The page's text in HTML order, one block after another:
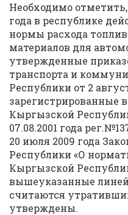
Необходимо отметить,
года в республике
нормы расхода
материалов для
утвержденные
транспорта и
Республики от 2
зарегистрированные
Кыргызской
07.08.2001 года
20 июля 2009 года
Республики «О
Кыргызской
вышеуказанные
считаются
утверждены.